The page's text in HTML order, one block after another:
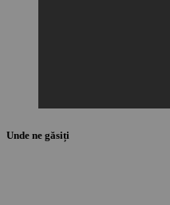
Unde ne găsiți